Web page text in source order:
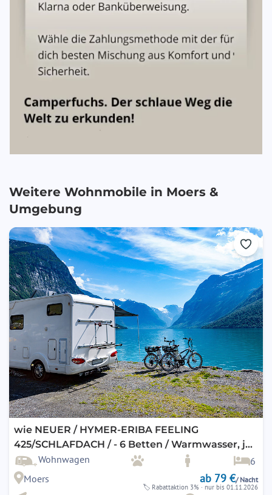
Weitere Wohnmobile in Moers &
Umgebung
wie NEUER / HYMER-ERIBA FEELING
425/SCHLAFDACH / - 6 Betten / Warmwasser, je
optional, preiswert AUTARK / KLIMA
Wohnwagen
6
Moers
ab 79 €/ Nacht
🏷 Rabattaktion 3% · nur bis 01.11.2026